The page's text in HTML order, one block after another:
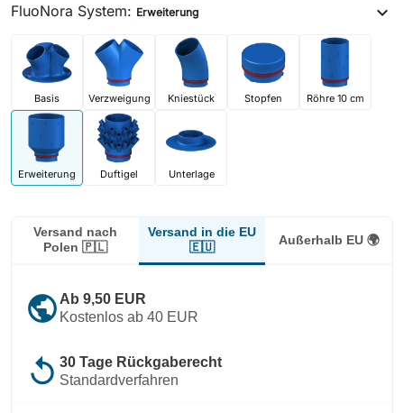
FluoNora System: Erweiterung expand_more
Basis Verzweigung Kniestück Stopfen Röhre 10 cm
Erweiterung Duftigel Unterlage
Versand nach
Polen 🇵🇱
Versand in die EU
🇪🇺
Außerhalb EU 🌍
public Ab 9,50 EUR
Kostenlos ab 40 EUR
replay 30 Tage Rückgaberecht
Standardverfahren